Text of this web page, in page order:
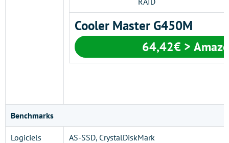
Cooler Master G450M
64,42€ >
Benchmarks
Logiciels
AS-SSD, CrystalDiskMark